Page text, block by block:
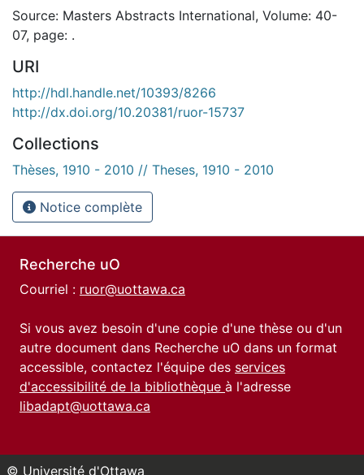
Source: Masters Abstracts International, Volume: 40-
07, page: .
URI
http://hdl.handle.net/10393/8266
http://dx.doi.org/10.20381/ruor-15737
Collections
Thèses, 1910 - 2010 // Theses, 1910 - 2010
Notice complète
Recherche uO
Courriel : ruor@uottawa.ca
Si vous avez besoin d'une copie d'une thèse ou d'un
autre document dans Recherche uO dans un format
accessible, contactez l'équipe des services
d'accessibilité de la bibliothèque à l'adresse
libadapt@uottawa.ca
© Université d'Ottawa